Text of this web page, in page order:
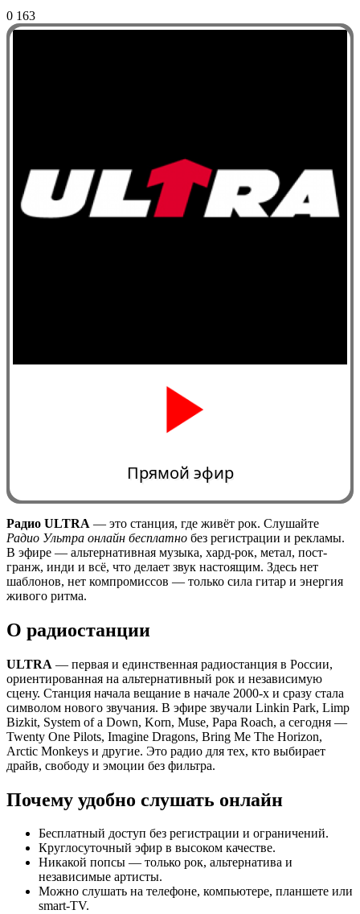
0 163
Прямой эфир
Радио ULTRA — это станция, где живёт рок. Слушайте
Радио Ультра онлайн бесплатно без регистрации и рекламы.
В эфире — альтернативная музыка, хард-рок, метал, пост-
гранж, инди и всё, что делает звук настоящим. Здесь нет
шаблонов, нет компромиссов — только сила гитар и энергия
живого ритма.
О радиостанции
ULTRA — первая и единственная радиостанция в России,
ориентированная на альтернативный рок и независимую
сцену. Станция начала вещание в начале 2000-х и сразу стала
символом нового звучания. В эфире звучали Linkin Park, Limp
Bizkit, System of a Down, Korn, Muse, Papa Roach, а сегодня —
Twenty One Pilots, Imagine Dragons, Bring Me The Horizon,
Arctic Monkeys и другие. Это радио для тех, кто выбирает
драйв, свободу и эмоции без фильтра.
Почему удобно слушать онлайн
Бесплатный доступ без регистрации и ограничений.
Круглосуточный эфир в высоком качестве.
Никакой попсы — только рок, альтернатива и
независимые артисты.
Можно слушать на телефоне, компьютере, планшете или
smart-TV.